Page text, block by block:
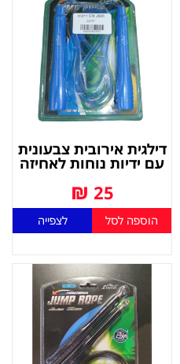
דילגית אירובית צבעונית
עם ידיות נוחות לאחיזה
25
₪
הוספה לסל לצפייה